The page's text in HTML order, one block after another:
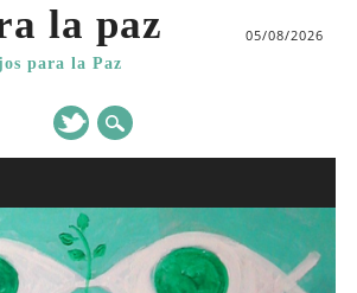
la paz
para la Paz
05/08/2026